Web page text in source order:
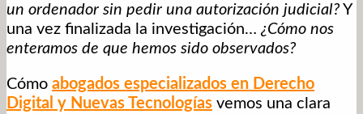
un ordenador sin pedir una autorización judicial? Y
una vez finalizada la investigación… ¿Cómo nos
enteramos de que hemos sido observados?
Cómo abogados especializados en Derecho
Digital y Nuevas Tecnologías vemos una clara